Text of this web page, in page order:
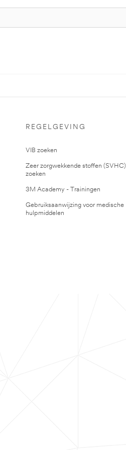
REGELGEVING
VIB zoeken
Zeer zorgwekkende stoffen (SVHC)
zoeken
3M Academy - Trainingen
Gebruiksaanwijzing voor medische
hulpmiddelen